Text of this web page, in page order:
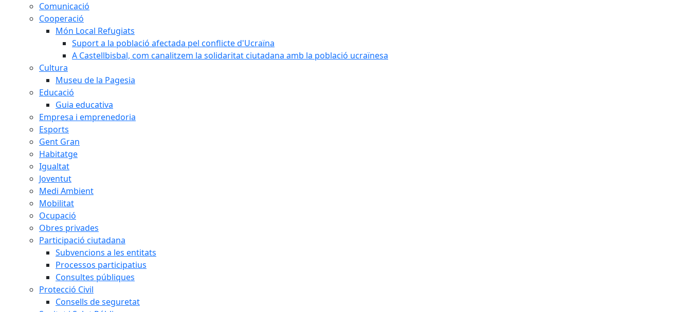
Comunicació
Cooperació
Món Local Refugiats
Suport a la població afectada pel conflicte d'Ucraïna
A Castellbisbal, com canalitzem la solidaritat ciutadana amb la població ucraïnesa
Cultura
Museu de la Pagesia
Educació
Guia educativa
Empresa i emprenedoria
Esports
Gent Gran
Habitatge
Igualtat
Joventut
Medi Ambient
Mobilitat
Ocupació
Obres privades
Participació ciutadana
Subvencions a les entitats
Processos participatius
Consultes públiques
Protecció Civil
Consells de seguretat